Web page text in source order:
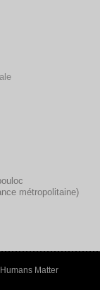
métropolitaine)
Matter